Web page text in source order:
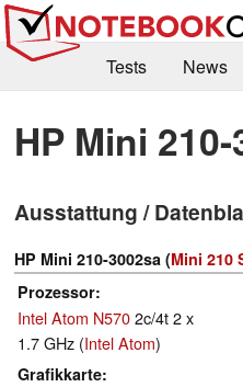
Tests News
Kaufberatung
Deals
Forum
HP Mini
Ausstattung /
HP Mini 210-3002sa (Mini 210
Prozessor
Intel Atom N5702c/4t 2 x
1.7 GHz (Intel Atom)
Grafikkarte